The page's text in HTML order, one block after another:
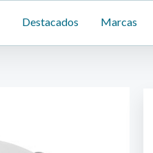
Destacados Marcas